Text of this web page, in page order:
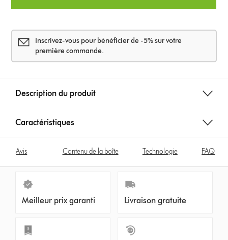
Inscrivez-vous pour bénéficier de -5% sur votre
première commande.
Description du produit
Caractéristiques
Avis Contenu de la boîte Technologie FAQ
Meilleur prix garanti Livraison gratuite